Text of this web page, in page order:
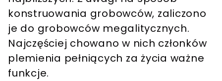
konstruowania grobowców, zaliczono
je do grobowców megalitycznych.
Najczęściej chowano w nich członków
plemienia pełniących za życia ważne
funkcje.